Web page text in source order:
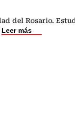
del Rosario.
Leer más